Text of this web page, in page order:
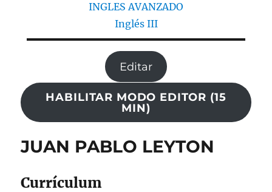
JUAN PABLO LEYTON
Currículum
INGLES AVANZADO
Inglés III
Editar
HABILITAR MODO EDITOR (15
MIN)